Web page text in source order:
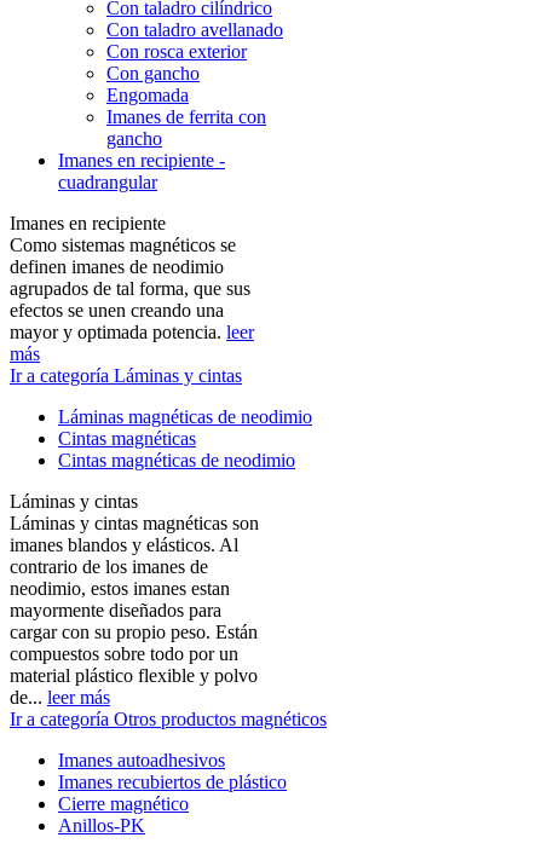
Con taladro cilíndrico
Con taladro avellanado
Con rosca exterior
Con gancho
Engomada
Imanes de ferrita con
gancho
Imanes en recipiente -
cuadrangular
Imanes en recipiente
Como sistemas magnéticos se
definen imanes de neodimio
agrupados de tal forma, que sus
efectos se unen creando una
mayor y optimada potencia. leer
más
Ir a categoría Láminas y cintas
Láminas magnéticas de neodimio
Cintas magnéticas
Cintas magnéticas de neodimio
Láminas y cintas
Láminas y cintas magnéticas son
imanes blandos y elásticos. Al
contrario de los imanes de
neodimio, estos imanes estan
mayormente diseñados para
cargar con su propio peso. Están
compuestos sobre todo por un
material plástico flexible y polvo
de... leer más
Ir a categoría Otros productos magnéticos
Imanes autoadhesivos
Imanes recubiertos de plástico
Cierre magnético
Anillos-PK